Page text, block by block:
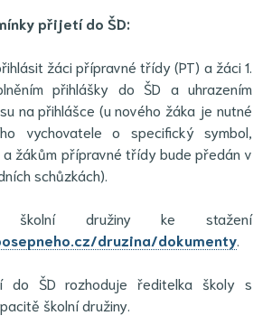
přijetí do ŠD:
žáci přípravné třídy (PT) a žáci 1.
přihlášky do ŠD a uhrazením
na přihlášce (u nového žáka je nutné
vychovatele o specifický symbol,
žákům přípravné třídy bude předán v
schůzkách).
školní družiny ke stažení
druzina/dokumenty
do ŠD rozhoduje ředitelka školy s
školní družiny.